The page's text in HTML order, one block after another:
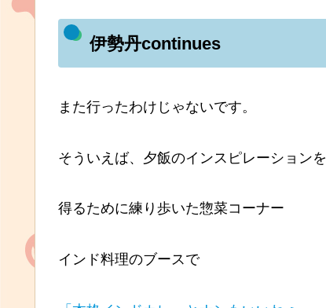
伊勢丹continues
また行ったわけじゃないです。
そういえば、夕飯のインスピレーションを
得るために練り歩いた惣菜コーナー
インド料理のブースで